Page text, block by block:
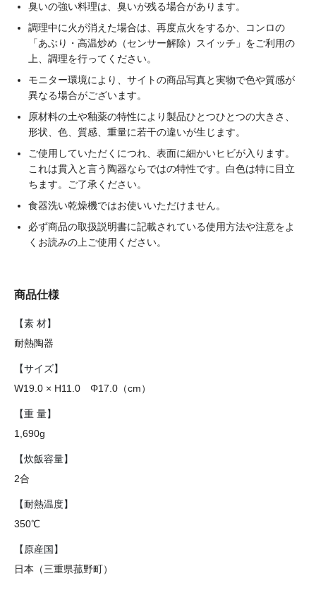
臭いの強い料理は、臭いが残る場合があります。
調理中に火が消えた場合は、再度点火をするか、コンロの
「あぶり・高温炒め（センサー解除）スイッチ」をご利用の
上、調理を行ってください。
モニター環境により、サイトの商品写真と実物で色や質感が
異なる場合がございます。
原材料の土や釉薬の特性により製品ひとつひとつの大きさ、
形状、色、質感、重量に若干の違いが生じます。
ご使用していただくにつれ、表面に細かいヒビが入ります。
これは貫入と言う陶器ならではの特性です。白色は特に目立
ちます。ご了承ください。
食器洗い乾燥機ではお使いいただけません。
必ず商品の取扱説明書に記載されている使用方法や注意をよ
くお読みの上ご使用ください。
商品仕様
【素 材】
耐熱陶器
【サイズ】
W19.0 × H11.0 Φ17.0（cm）
【重 量】
1,690g
【炊飯容量】
2合
【耐熱温度】
350℃
【原産国】
日本（三重県菰野町）